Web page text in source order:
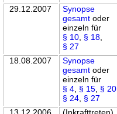
29.12.2007
Synopse
gesamt oder
einzeln für
§ 10 § 18
§ 27
18.08.2007
Synopse
gesamt oder
einzeln für
§ 4 § 15 § 20
§ 24 § 27
13.12.2006 (Inkrafttreten)